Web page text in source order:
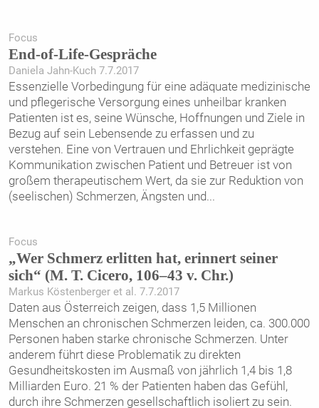
Focus
End-of-Life-Gespräche
Daniela Jahn-Kuch 7.7.2017
Essenzielle Vorbedingung für eine adäquate medizinische
und pflegerische Versorgung eines unheilbar kranken
Patienten ist es, seine Wünsche, Hoffnungen und Ziele in
Bezug auf sein Lebensende zu erfassen und zu
verstehen. Eine von Vertrauen und Ehrlichkeit geprägte
Kommunikation zwischen Patient und Betreuer ist von
großem therapeutischem Wert, da sie zur Reduktion von
(seelischen) Schmerzen, Ängsten und...
Focus
„Wer Schmerz erlitten hat, erinnert seiner
sich“ (M. T. Cicero, 106–43 v. Chr.)
Markus Köstenberger et al. 7.7.2017
Daten aus Österreich zeigen, dass 1,5 Millionen
Menschen an chronischen Schmerzen leiden, ca. 300.000
Personen haben starke chronische Schmerzen. Unter
anderem führt diese Problematik zu direkten
Gesundheitskosten im Ausmaß von jährlich 1,4 bis 1,8
Milliarden Euro. 21 % der Patienten haben das Gefühl,
durch ihre Schmerzen gesellschaftlich isoliert zu sein.